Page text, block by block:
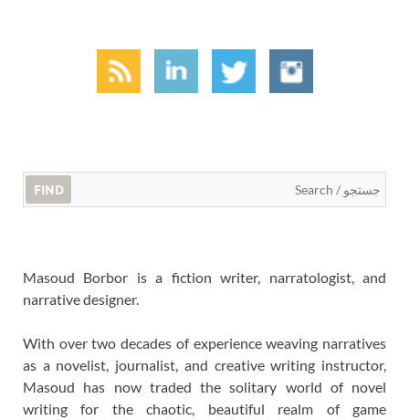
FIND
Masoud Borbor is a fiction writer, narratologist, and
narrative designer.
With over two decades of experience weaving narratives
as a novelist, journalist, and creative writing instructor,
Masoud has now traded the solitary world of novel
writing for the chaotic, beautiful realm of game